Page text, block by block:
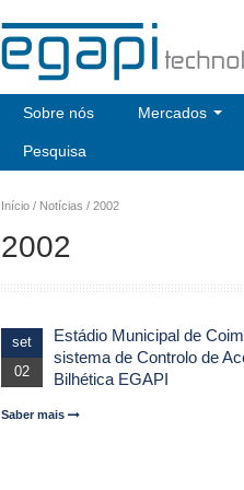
Sobre nós Mercados
Pesquisa
Início / Notícias / 2002
2002
set
02
Estádio Municipal de
sistema de Controlo de
Bilhética EGAPI
Saber mais